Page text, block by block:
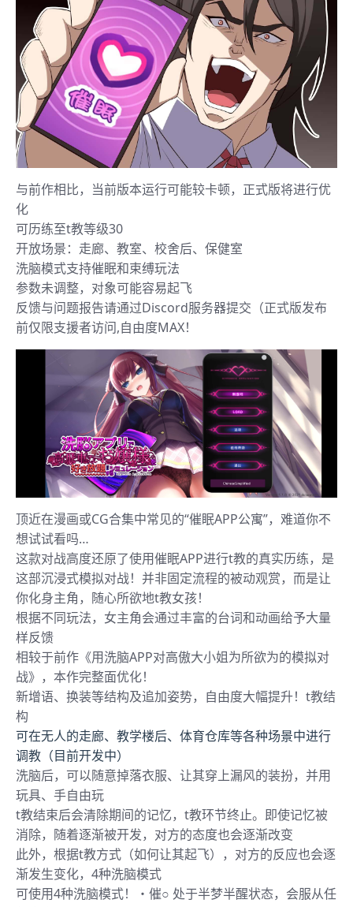
与前作相比，当前版本运行可能较卡顿，正式版将进行优
化
可历练至t教等级30
开放场景：走廊、教室、校舍后、保健室
洗脑模式支持催眠和束缚玩法
参数未调整，对象可能容易起飞
反馈与问题报告请通过Discord服务器提交（正式版发布
前仅限支援者访问,自由度MAX！
顶近在漫画或CG合集中常见的“催眠APP公寓”，难道你不
想试试看吗…
这款对战高度还原了使用催眠APP进行t教的真实历练，是
这部沉浸式模拟对战！并非固定流程的被动观赏，而是让
你化身主角，随心所欲地t教女孩！
根据不同玩法，女主角会通过丰富的台词和动画给予大量
样反馈
相较于前作《用洗脑APP对高傲大小姐为所欲为的模拟对
战》，本作完整面优化！
新增语、换装等结构及追加姿势，自由度大幅提升！t教结
构
可在无人的走廊、教学楼后、体育仓库等各种场景中进行
调教（目前开发中）
洗脑后，可以随意掉落衣服、让其穿上漏风的装扮，并用
玩具、手自由玩
t教结束后会清除期间的记忆，t教环节终止。即使记忆被
消除，随着逐渐被开发，对方的态度也会逐渐改变
此外，根据t教方式（如何让其起飞），对方的反应也会逐
渐发生变化，4种洗脑模式
可使用4种洗脑模式！・催○ 处于半梦半醒状态，会服从任